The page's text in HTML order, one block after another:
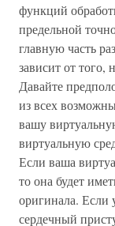
функций
предельной
главную часть
зависит от того,
Давайте
из всех
вашу
виртуальную
Если ваша
то она будет
оригинала. Если
сердечный